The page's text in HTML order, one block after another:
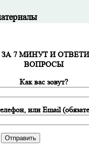
7 МИНУТ И
ВОПРОСЫ
Как вас зовут?
или Email